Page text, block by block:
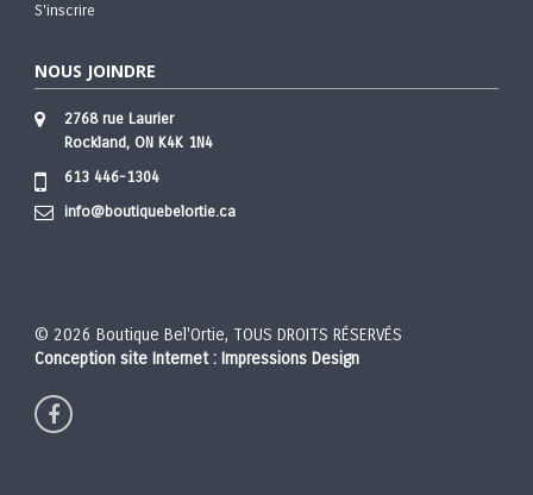
S'inscrire
NOUS JOINDRE
2768 rue Laurier
Rockland, ON K4K 1N4
613 446-1304
info@boutiquebelortie.ca
© 2026 Boutique Bel'Ortie, TOUS DROITS RÉSERVÉS
Conception site Internet : Impressions Design